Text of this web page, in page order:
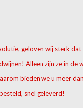
geloven wij sterk dat
Alleen zijn ze in de
bieden we u meer
snel geleverd!